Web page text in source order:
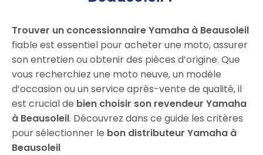
Trouver un concessionnaire Yamaha à Beausoleil
fiable est essentiel pour acheter une moto, assurer
son entretien ou obtenir des pièces d’origine. Que
vous recherchiez une moto neuve, un modèle
d’occasion ou un service après-vente de qualité, il
est crucial de bien choisir son revendeur Yamaha
à Beausoleil. Découvrez dans ce guide les critères
pour sélectionner le bon distributeur Yamaha à
Beausoleil